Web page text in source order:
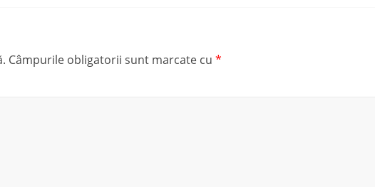
Câmpurile obligatorii sunt marcate cu *